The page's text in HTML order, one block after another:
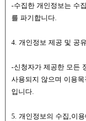
-수집한 개인정보는 수
를 파기합니다.
4. 개인정보 제공 및 공유
-신청자가 제공한 모든
사용되지 않으며 이용
입니다.
5. 개인정보의 수집,이